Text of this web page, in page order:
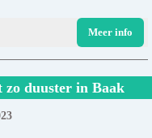
Meer info
zo duuster in Baak